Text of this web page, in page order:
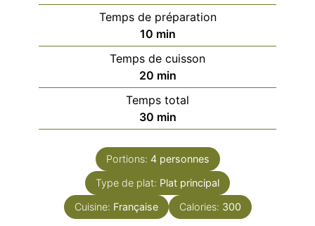
Temps de préparation
10minutes
min
Temps de cuisson
20minutes
min
Temps total
30minutes
min
Portions: 4 personnes
Type de plat: Plat principal
Cuisine: Française Calories: 300